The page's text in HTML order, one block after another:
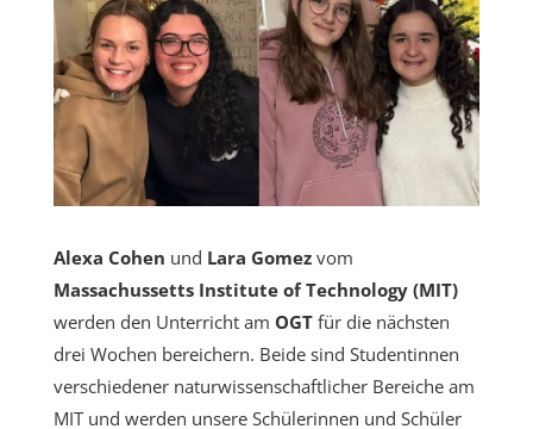
Alexa Cohen und Lara Gomezvom
Massachussetts Institute of Technology (MIT)
werden den Unterricht am OGTfür die nächsten
drei Wochen bereichern. Beide sind Studentinnen
verschiedener naturwissenschaftlicher Bereiche am
MIT und werden unsere Schülerinnen und Schüler